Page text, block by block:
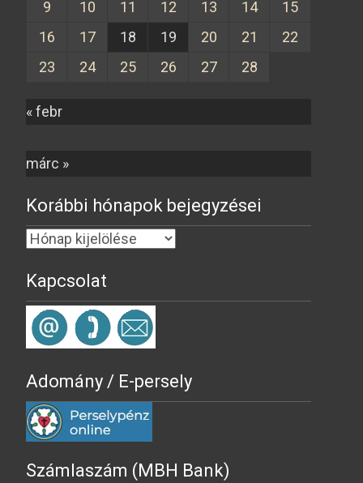
9
10 11 12 13 14
15
16
17 18 19 20 21
22
23
24 25 26 27 28
« febr
márc »
Korábbi hónapok bejegyzései
Kapcsolat
Adomány / E-persely
Számlaszám (MBH Bank)